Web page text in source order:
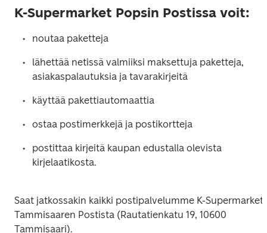
K-Supermarket Popsin Postissa voit:
noutaa paketteja
lähettää netissä valmiiksi maksettuja paketteja,
asiakaspalautuksia ja tavarakirjeitä
käyttää pakettiautomaattia
ostaa postimerkkejä ja postikortteja
postittaa kirjeitä kaupan edustalla olevista
kirjelaatikosta.
Saat jatkossakin kaikki postipalvelumme K-Supermarket
Tammisaaren Postista (Rautatienkatu 19, 10600
Tammisaari).